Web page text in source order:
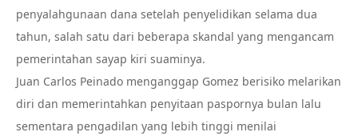
penyalahgunaan dana setelah penyelidikan selama dua
tahun, salah satu dari beberapa skandal yang mengancam
pemerintahan sayap kiri suaminya.
Juan Carlos Peinado menganggap Gomez berisiko melarikan
diri dan memerintahkan penyitaan paspornya bulan lalu
sementara pengadilan yang lebih tinggi menilai